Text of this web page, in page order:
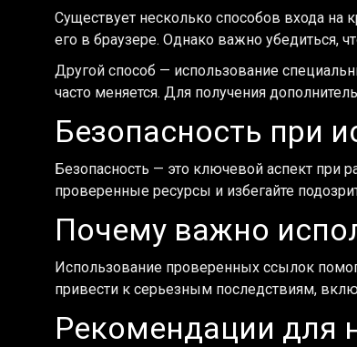
Существует несколько способов входа на
его в браузере. Однако важно убедиться,
Другой способ — использование
часто меняется. Для получения
Безопасность при
Безопасность — это ключевой аспект при
проверенные ресурсы и избегайте
Почему важно
Использование проверенных ссылок
привести к серьезным последствиям,
Рекомендации для